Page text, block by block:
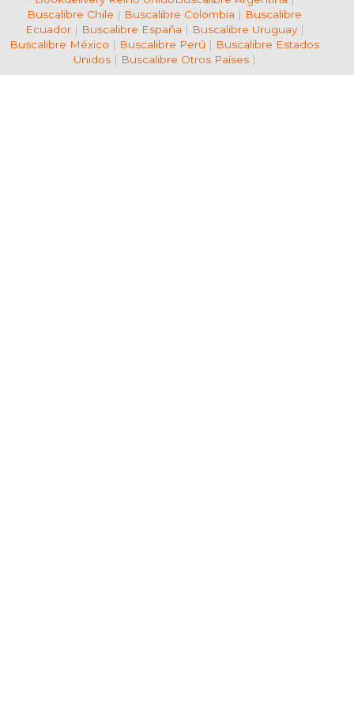
Buscalibre Chile | Buscalibre Colombia | Buscalibre
Ecuador| Buscalibre España | Buscalibre Uruguay|
Buscalibre México | Buscalibre Perú | Buscalibre Estados
Unidos| Buscalibre Otros Países|